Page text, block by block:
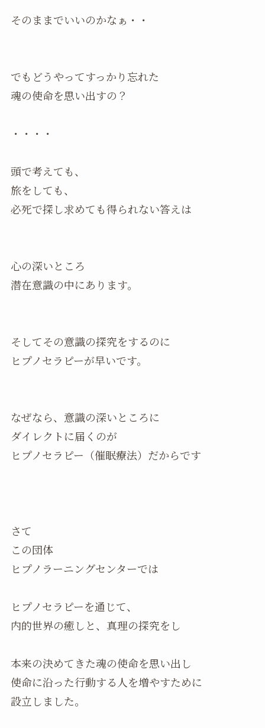
そのままでいいのかなぁ・・
でもどうやってすっかり忘れた
魂の使命を思い出すの？
・・・・
頭で考えても、
旅をしても、
必死で探し求めても得られない答えは
心の深いところ
潜在意識の中にあります。
そしてその意識の探究をするのに
ヒプノセラピーが早いです。
なぜなら、意識の深いところに
ダイレクトに届くのが
ヒプノセラピー（催眠療法）だからです
さて
この団体
ヒプノラーニングセンターでは
ヒプノセラピーを通じて、
内的世界の癒しと、真理の探究をし
本来の決めてきた魂の使命を思い出し
使命に沿った行動する人を増やすために
設立しました。